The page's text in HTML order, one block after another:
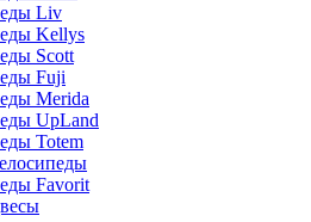
Liv
Kellys
Scott
Fuji
Merida
UpLand
Totem
Favorit